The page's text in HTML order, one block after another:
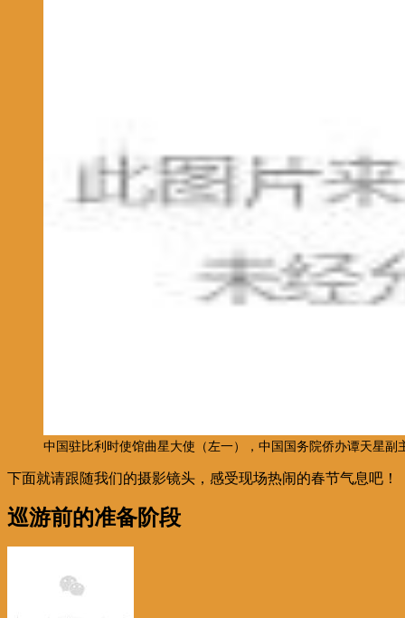
中国驻比利时使馆曲星大使（左一），中国国务院侨办谭天星
下面就请跟随我们的摄影镜头，感受现场热闹的春节气息吧！
巡游前的准备阶段